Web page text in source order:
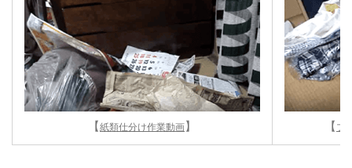
【紙類仕分け作業動画】 【 プ